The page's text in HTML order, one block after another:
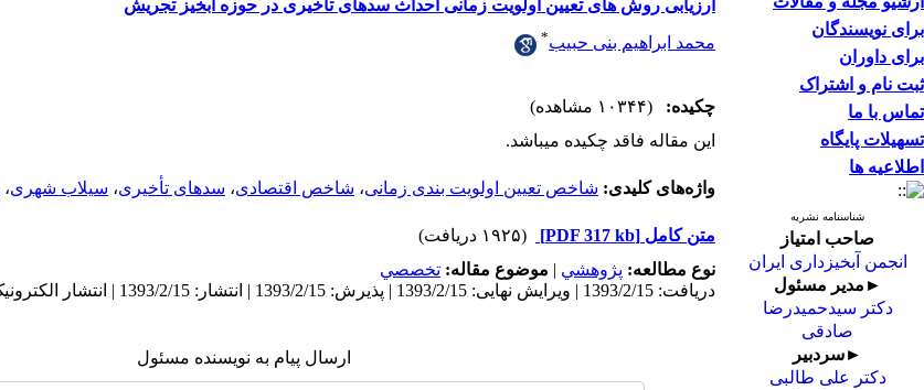
برای نویسندگان
برای داوران
ثبت نام و اشتراک
تماس با ما
تسهیلات پایگاه
اطلاعیه ها
شناسنامه نشریه
صاحب امتیاز
انجمن آبخیزداری ایران
►مدیر مسئول
دکتر سیدحمیدرضا
صادقی
►سردبیر
دکتر علی طالبی
ارزیابی روش های تعیین اولویت زمانی احداث سدهای تأخیری در حوزه آبخیز تجریش
محمد ابراهیم بنی حبیب*
چکیده:
(۱۰۳۴۴ مشاهده)
این مقاله فاقد چکیده می​باشد.
واژه‌های کلیدی: شاخص تعیین اولویت بندی زمانی، شاخص اقتصادی، سدهای تأخیری، سیلاب شهری،
متن کامل [PDF 317 kb]
(۱۹۲۵ دریافت)
نوع مطالعه: پژوهشي | موضوع مقاله: تخصصي
دریافت: 1393/2/15 | ویرایش نهایی: 1393/2/15 | پذیرش: 1393/2/15 | انتشار: 1393/2/15 | انتشار الکترونیک: 1393/2/15
ارسال پیام به نویسنده مسئول